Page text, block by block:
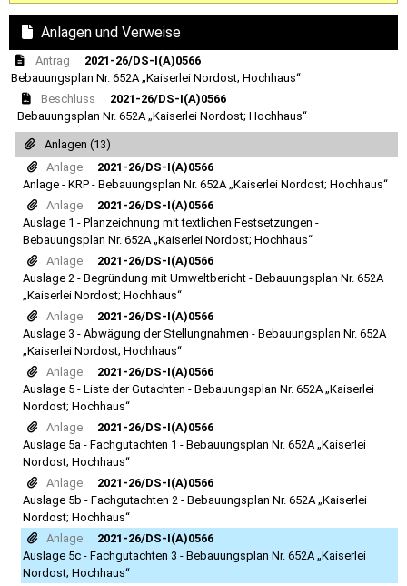
Anlagen und Verweise
Antrag
2021-26/DS-I(A)0566
Bebauungsplan Nr. 652A „Kaiserlei Nordost; Hochhaus“
Beschluss
2021-26/DS-I(A)0566
Bebauungsplan Nr. 652A „Kaiserlei Nordost; Hochhaus“
Anlagen (13)
Anlage
2021-26/DS-I(A)0566
Anlage - KRP - Bebauungsplan Nr. 652A „Kaiserlei Nordost; Hochhaus“
Anlage
2021-26/DS-I(A)0566
Auslage 1 - Planzeichnung mit textlichen Festsetzungen -
Bebauungsplan Nr. 652A „Kaiserlei Nordost; Hochhaus“
Anlage
2021-26/DS-I(A)0566
Auslage 2 - Begründung mit Umweltbericht - Bebauungsplan Nr. 652A
„Kaiserlei Nordost; Hochhaus“
Anlage
2021-26/DS-I(A)0566
Auslage 3 - Abwägung der Stellungnahmen - Bebauungsplan Nr. 652A
„Kaiserlei Nordost; Hochhaus“
Anlage
2021-26/DS-I(A)0566
Auslage 5 - Liste der Gutachten - Bebauungsplan Nr. 652A „Kaiserlei
Nordost; Hochhaus“
Anlage
2021-26/DS-I(A)0566
Auslage 5a - Fachgutachten 1 - Bebauungsplan Nr. 652A „Kaiserlei
Nordost; Hochhaus“
Anlage
2021-26/DS-I(A)0566
Auslage 5b - Fachgutachten 2 - Bebauungsplan Nr. 652A „Kaiserlei
Nordost; Hochhaus“
Anlage
2021-26/DS-I(A)0566
Auslage 5c - Fachgutachten 3 - Bebauungsplan Nr. 652A „Kaiserlei
Nordost; Hochhaus“